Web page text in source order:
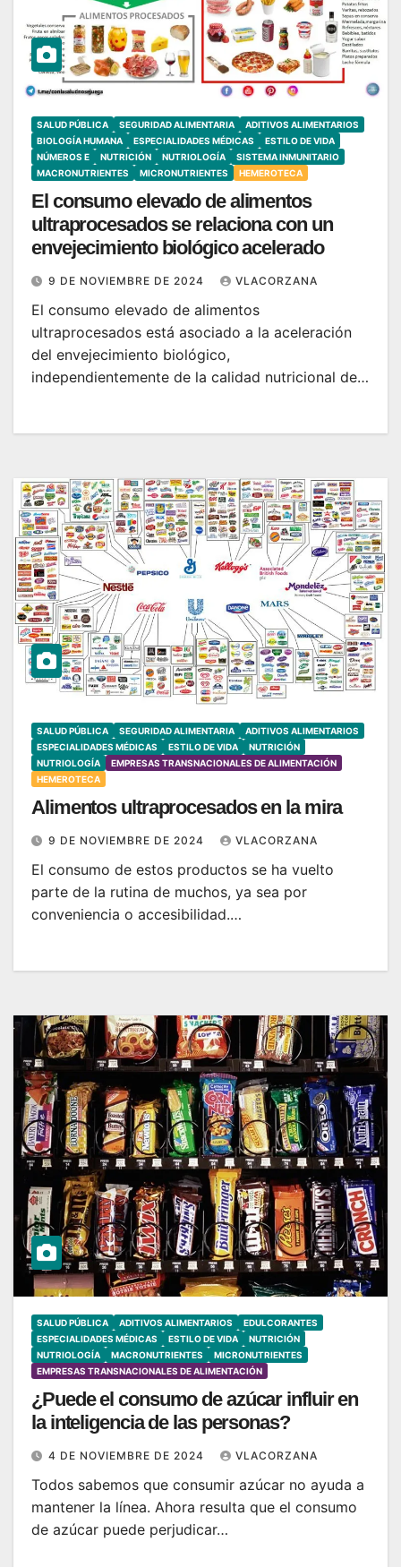
SALUD PÚBLICA SEGURIDAD ALIMENTARIA
ADITIVOS ALIMENTARIOS
BIOLOGÍA HUMANA
ESPECIALIDADES MÉDICAS
ESTILO DE VIDA
NÚMEROS E
NUTRICIÓN NUTRIOLOGÍA
SISTEMA INMUNITARIO
MACRONUTRIENTES
MICRONUTRIENTES HEMEROTECA
El consumo elevado de alimentos
ultraprocesados se relaciona con un
envejecimiento biológico acelerado
9 DE NOVIEMBRE DE 2024 VLACORZANA
El consumo elevado de alimentos
ultraprocesados está asociado a la aceleración
del envejecimiento biológico,
independientemente de la calidad nutricional de…
SALUD PÚBLICA SEGURIDAD ALIMENTARIA
ADITIVOS ALIMENTARIOS
ESPECIALIDADES MÉDICAS
ESTILO DE VIDA
NUTRICIÓN
NUTRIOLOGÍA
EMPRESAS TRANSNACIONALES DE ALIMENTACIÓN
HEMEROTECA
Alimentos ultraprocesados en la mira
9 DE NOVIEMBRE DE 2024 VLACORZANA
El consumo de estos productos se ha vuelto
parte de la rutina de muchos, ya sea por
conveniencia o accesibilidad.…
SALUD PÚBLICA ADITIVOS ALIMENTARIOS
EDULCORANTES
ESPECIALIDADES MÉDICAS
ESTILO DE VIDA
NUTRICIÓN
NUTRIOLOGÍA
MACRONUTRIENTES
MICRONUTRIENTES
EMPRESAS TRANSNACIONALES DE ALIMENTACIÓN
¿Puede el consumo de azúcar influir en
la inteligencia de las personas?
4 DE NOVIEMBRE DE 2024 VLACORZANA
Todos sabemos que consumir azúcar no ayuda a
mantener la línea. Ahora resulta que el consumo
de azúcar puede perjudicar…